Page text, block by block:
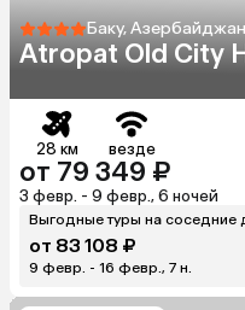
Баку, Азербайджан
Atropat Old City
28 км везде
от 79 349 ₽
3 февр. - 9 февр., 6 ночей
Выгодные туры на соседние
от 83 108 ₽
9 февр. - 16 февр., 7 н.